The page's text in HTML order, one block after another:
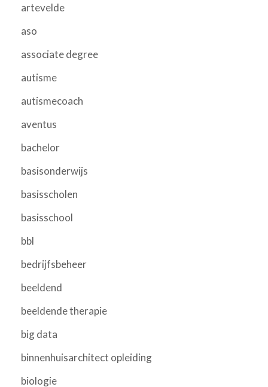
artevelde
aso
associate degree
autisme
autismecoach
aventus
bachelor
basisonderwijs
basisscholen
basisschool
bbl
bedrijfsbeheer
beeldend
beeldende therapie
big data
binnenhuisarchitect opleiding
biologie